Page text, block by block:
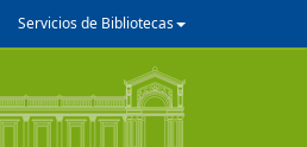
Servicios de Bibliotecas